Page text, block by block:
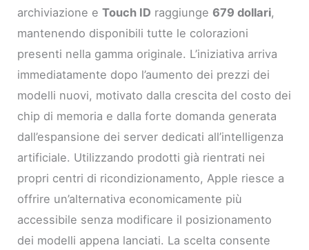
archiviazione eTouch ID raggiunge679 dollari,
mantenendo disponibili tutte le colorazioni
presenti nella gamma originale. L’iniziativa arriva
immediatamente dopo l’aumento dei prezzi dei
modelli nuovi, motivato dalla crescita del costo dei
chip di memoria e dalla forte domanda generata
dall’espansione dei server dedicati all’intelligenza
artificiale. Utilizzando prodotti già rientrati nei
propri centri di ricondizionamento, Apple riesce a
offrire un’alternativa economicamente più
accessibile senza modificare il posizionamento
dei modelli appena lanciati. La scelta consente